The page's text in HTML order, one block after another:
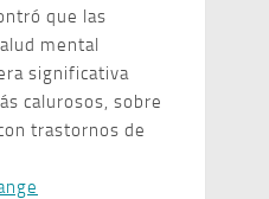
que las
mental
significativa
calurosos, sobre
trastornos de